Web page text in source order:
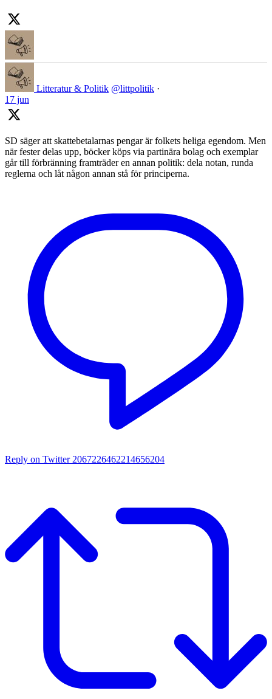
Litteratur & Politik @littpolitik ·
17 jun
SD säger att skattebetalarnas pengar är folkets heliga egendom. Men
när fester delas upp, böcker köps via partinära bolag och exemplar
går till förbränning framträder en annan politik: dela notan, runda
reglerna och låt någon annan stå för principerna.
Reply on Twitter 2067226462214656204